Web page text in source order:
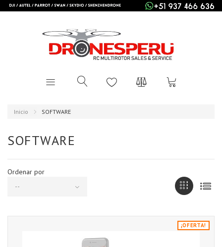
Inicio SOFTWARE
SOFTWARE
Ordenar por
--
¡OFERTA!